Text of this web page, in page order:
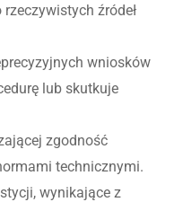
źródeł
wniosków
lub skutkuje
zgodność
technicznymi.
wynikające z